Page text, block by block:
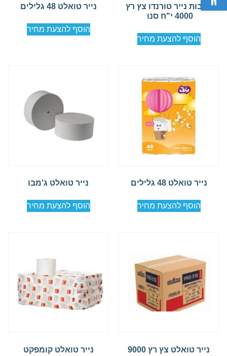
מגבות נייר טורנדו צץ רץ
4000 י"ח סנו
הוסף להצעת מחיר
נייר טואלט 48 גלילים
הוסף להצעת מחיר
נייר טואלט 48 גלילים
הוסף להצעת מחיר
נייר טואלט ג'מבו
הוסף להצעת מחיר
נייר טואלט צץ רץ 9000 נייר טואלט קומפקט